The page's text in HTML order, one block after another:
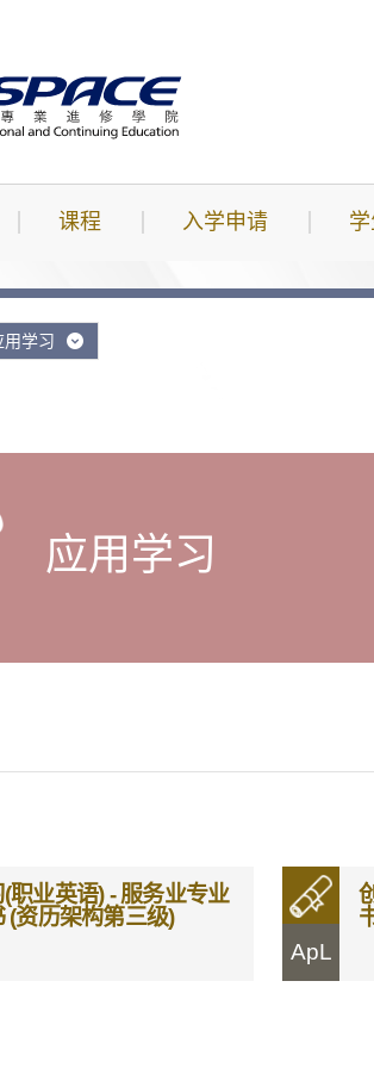
课程 入学申请
用学习
应用学习
职业英语) - 服务业专业
(资历架构第三级)
ApL